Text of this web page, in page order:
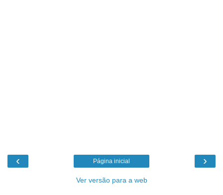
‹ ›
Página inicial
Ver versão para a web